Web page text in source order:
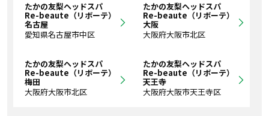
たかの友梨ヘッドスパ
Re-beaute（リボーテ）
名古屋
愛知県名古屋市中区
たかの友梨ヘッドスパ
Re-beaute（リボーテ）
大阪
大阪府大阪市北区
たかの友梨ヘッドスパ
Re-beaute（リボーテ）
梅田
大阪府大阪市北区
たかの友梨ヘッドスパ
Re-beaute（リボーテ）
天王寺
大阪府大阪市天王寺区